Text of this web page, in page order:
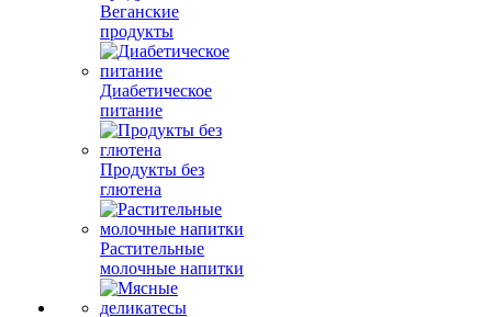
Веганские
продукты
Диабетическое
питание
Продукты без
глютена
Растительные
молочные напитки